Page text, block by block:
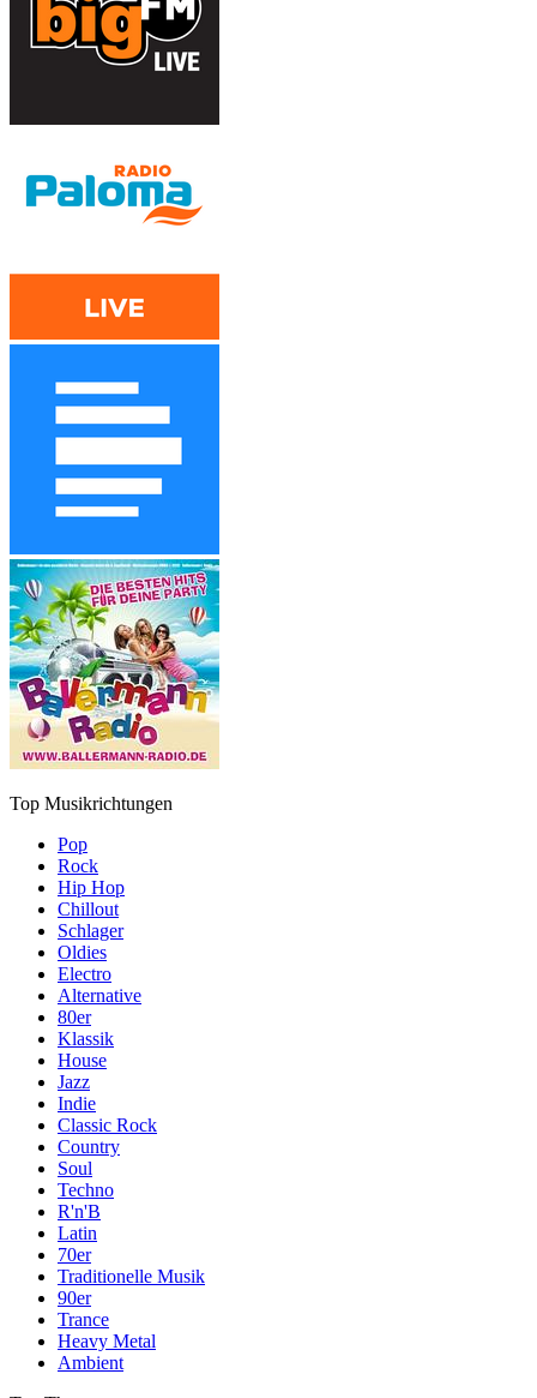
Top Musikrichtungen
Pop
Rock
Hip Hop
Chillout
Schlager
Oldies
Electro
Alternative
80er
Klassik
House
Jazz
Indie
Classic Rock
Country
Soul
Techno
R'n'B
Latin
70er
Traditionelle Musik
90er
Trance
Heavy Metal
Ambient